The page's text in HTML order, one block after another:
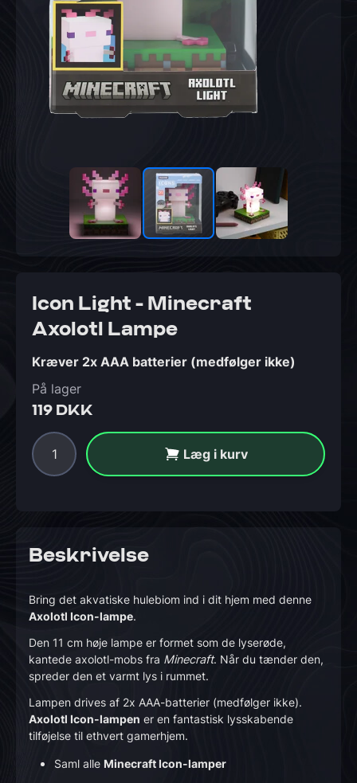
Icon Light - Minecraft
Axolotl Lampe
Kræver 2x AAA batterier (medfølger ikke)
På lager
119 DKK
Læg i kurv
Beskrivelse
Bring det akvatiske hulebiom ind i dit hjem med denne
Axolotl Icon-lampe.
Den 11 cm høje lampe er formet som de lyserøde,
kantede axolotl-mobs fra Minecraft. Når du tænder den,
spreder den et varmt lys i rummet.
Lampen drives af 2x AAA-batterier (medfølger ikke).
Axolotl Icon-lampen er en fantastisk lysskabende
tilføjelse til ethvert gamerhjem.
Saml alle Minecraft Icon-lamper